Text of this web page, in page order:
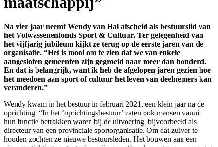
Na vier jaar neemt Wendy van Hal afscheid als bestuurslid van
het Volwassenenfonds Sport & Cultuur. Ter gelegenheid van
het vijfjarig jubileum kijkt ze terug op de eerste jaren van de
organisatie. “Het is mooi om te zien dat we van enkele
aangesloten gemeenten zijn gegroeid naar meer dan honderd.
En dat is belangrijk, want ik heb de afgelopen jaren gezien hoe
het meedoen aan sport of cultuur het leven van deelnemers kan
veranderen.”
Wendy kwam in het bestuur in februari 2021, een klein jaar na de
oprichting. “In het ‘oprichtingsbestuur’ zaten ook mensen vanuit
hun functie betrokken waren bij de uitvoering, bijvoorbeeld als
directeur van een provinciale sportorganisatie. Om dat zuiver te
houden zochten ze nieuwe bestuursleden. Het bouwen aan een